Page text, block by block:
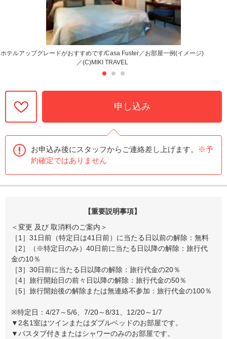
ホテルアップグレードがおすすめです/Casa Fuster／お部屋一例(イメージ)
／(C)MIKI TRAVEL
申し込み
お申込み後にスタッフからご連絡差し上げます。
※予
約確定ではありません
【重要説明事項】
＜変更 及び 取消料のご案内＞
［1］31日前（特定日は41日前）に当たる日以前の解除：無料
［2］（※特定日のみ）40日前に当たる日以降の解除：旅行代
金の10％
［3］30日前に当たる日以降の解除：旅行代金の20％
［4］旅行開始日の前々日以降の解除：旅行代金の50％
［5］旅行開始後の解除または無連絡不参加：旅行代金の100％
※特定日：4/27～5/6、7/20～8/31、12/20～1/7
▼2名1室はツインまたはダブルベッドのお部屋です。
▼バスタブ付きまたはシャワーのみのお部屋です。